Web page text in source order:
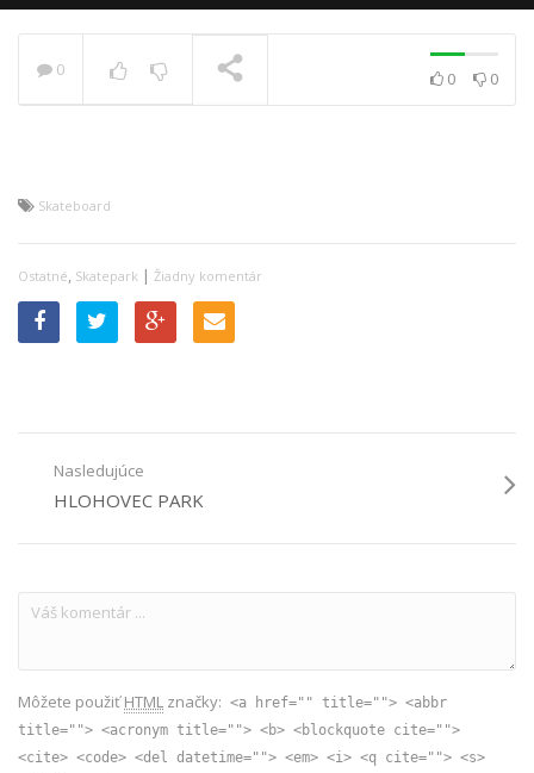
0 0 0
Skateboard
Ostatné, Skatepark | Žiadny komentár
Nasledujúce
HLOHOVEC PARK
Môžete použiťHTML značky: <a href="" title=""> <abbr
title=""> <acronym title=""> <b> <blockquote cite="">
<cite> <code> <del datetime=""> <em> <i> <q cite=""> <s>